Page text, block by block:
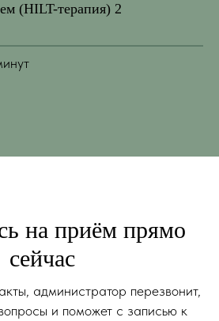
(HILT-терапия) 2
на приём прямо
сейчас
администратор перезвонит,
и поможет с записью к